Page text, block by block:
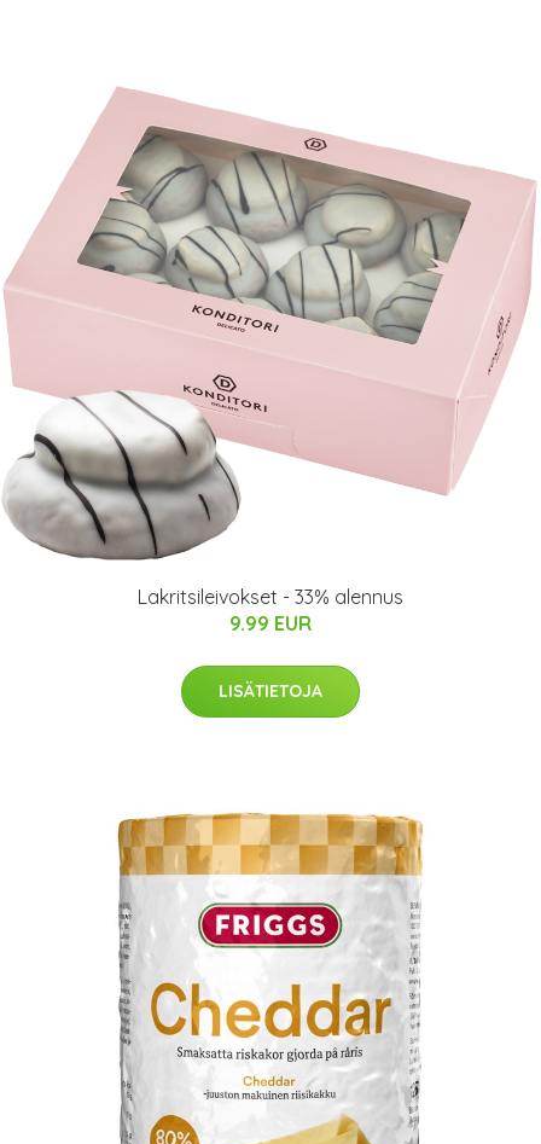
Lakritsileivokset - 33% alennus
9.99 EUR
LISÄTIETOJA